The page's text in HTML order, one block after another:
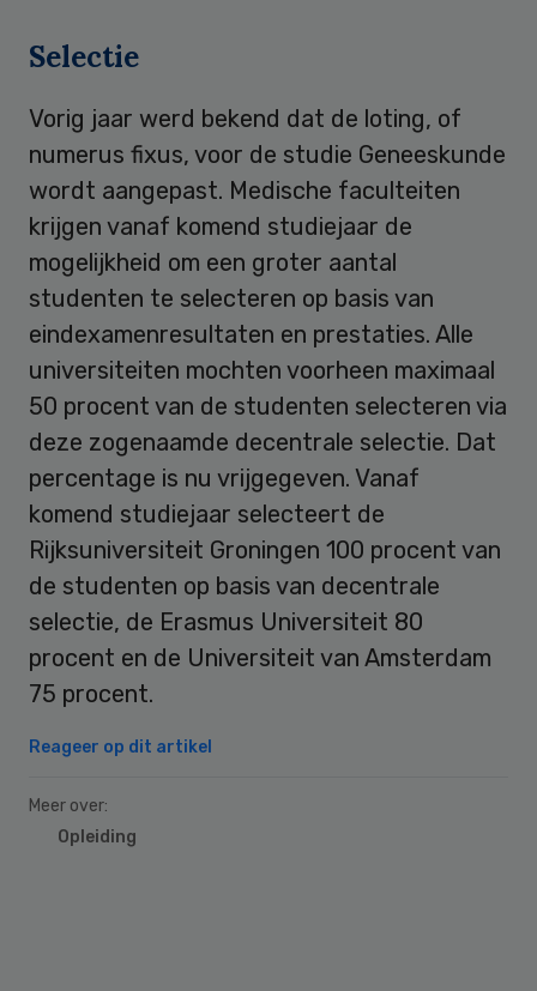
Selectie
Vorig jaar werd bekend dat de loting, of
numerus fixus, voor de studie Geneeskunde
wordt aangepast. Medische faculteiten
krijgen vanaf komend studiejaar de
mogelijkheid om een groter aantal
studenten te selecteren op basis van
eindexamenresultaten en prestaties. Alle
universiteiten mochten voorheen maximaal
50 procent van de studenten selecteren via
deze zogenaamde decentrale selectie. Dat
percentage is nu vrijgegeven. Vanaf
komend studiejaar selecteert de
Rijksuniversiteit Groningen 100 procent van
de studenten op basis van decentrale
selectie, de Erasmus Universiteit 80
procent en de Universiteit van Amsterdam
75 procent.
Reageer op dit artikel
Meer over:
Opleiding